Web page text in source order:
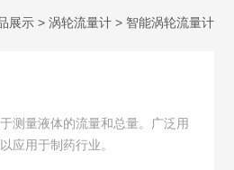
展示 > 涡轮流量计 > 智能涡轮流量计
测量液体的流量和总量。广泛用
应用于制药行业。